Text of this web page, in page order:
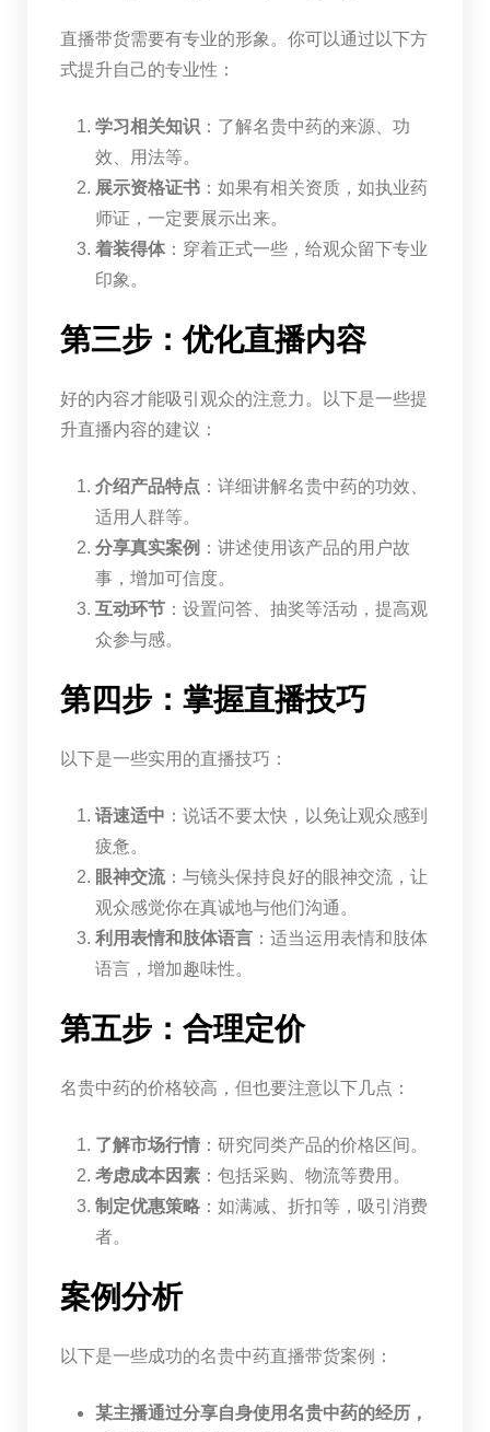
直播带货需要有专业的形象。你可以通过以下方
式提升自己的专业性：
学习相关知识 ：了解名贵中药的来源、功
效、用法等。
展示资格证书：如果有相关资质，如执业药
师证，一定要展示出来。
着装得体：穿着正式一些，给观众留下专业
印象。
第三步：优化直播内容
好的内容才能吸引观众的注意力。以下是一些提
升直播内容的建议：
介绍产品特点 ：详细讲解名贵中药的功效、
适用人群等。
分享真实案例 ：讲述使用该产品的用户故
事，增加可信度。
互动环节：设置问答、抽奖等活动，提高观
众参与感。
第四步：掌握直播技巧
以下是一些实用的直播技巧：
语速适中 ：说话不要太快，以免让观众感到
疲惫。
眼神交流：与镜头保持良好的眼神交流，让
观众感觉你在真诚地与他们沟通。
利用表情和肢体语言：适当运用表情和肢体
语言，增加趣味性。
第五步：合理定价
名贵中药的价格较高，但也要注意以下几点：
了解市场行情：研究同类产品的价格区间。
考虑成本因素：包括采购、物流等费用。
制定优惠策略：如满减、折扣等，吸引消费
者。
案例分析
以下是一些成功的名贵中药直播带货案例：
某主播通过分享自身使用名贵中药的经历，